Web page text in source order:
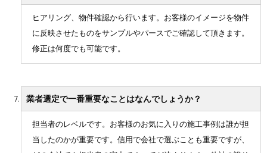
ヒアリング、物件確認から行います。お客様のイメージを物件
に反映させたものをサンプルやパースでご確認して頂きます。
修正は何度でも可能です。
業者選定で一番重要なことはなんでしょうか？
担当者のレベルです。お客様のお気に入りの施工事例は誰が担
当したのかが重要です。信用で会社で選ぶことも重要ですが、